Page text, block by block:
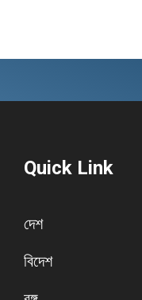
Quick Link
দেশ
বিদেশ